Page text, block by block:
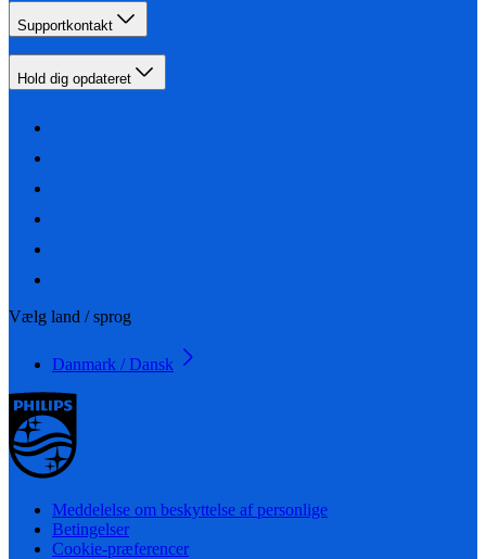
Supportkontakt
Hold dig opdateret
Vælg land / sprog
Danmark / Dansk
Meddelelse om beskyttelse af personlige
Betingelser
Cookie-præferencer